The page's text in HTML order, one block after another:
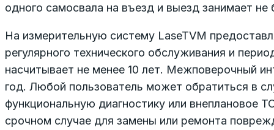
одного самосвала на въезд и выезд занимает не
На измерительную систему LaseTVM
регулярного технического обслуживания и
насчитывает не менее 10 лет. Межповерочный
год. Любой пользователь может обратиться в
функциональную диагностику или
срочном случае для замены или ремонта